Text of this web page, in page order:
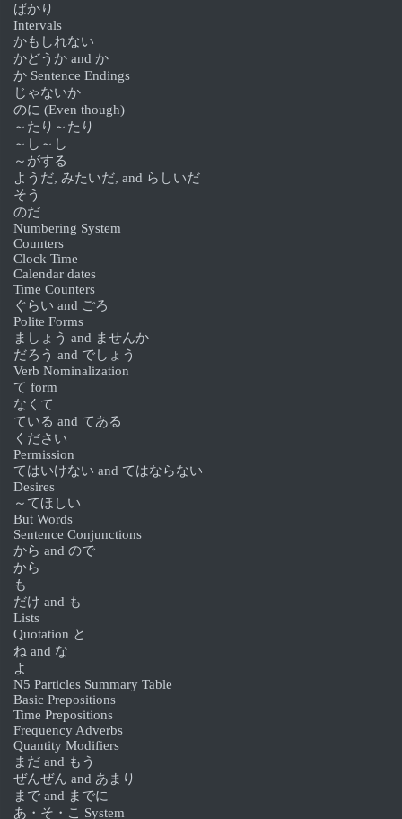
ばかり
Intervals
かもしれない
かどうか and か
か Sentence Endings
じゃないか
のに (Even though)
～たり～たり
～し～し
～がする
ようだ, みたいだ, and らしいだ
そう
のだ
Numbering System
Counters
Clock Time
Calendar dates
Time Counters
ぐらい and ごろ
Polite Forms
ましょう and ませんか
だろう and でしょう
Verb Nominalization
て form
なくて
ている and てある
ください
Permission
てはいけない and てはならない
Desires
～てほしい
But Words
Sentence Conjunctions
から and ので
から
も
だけ and も
Lists
Quotation と
ね and な
よ
N5 Particles Summary Table
Basic Prepositions
Time Prepositions
Frequency Adverbs
Quantity Modifiers
まだ and もう
ぜんぜん and あまり
まで and までに
あ・そ・こ System